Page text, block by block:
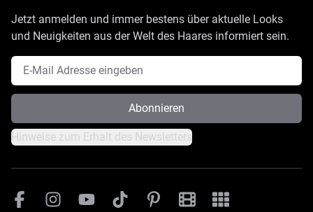
Jetzt anmelden und immer bestens über aktuelle Looks
und Neuigkeiten aus der Welt des Haares informiert sein.
E-Mail Adresse
Abonnieren
Hinweise zum Erhalt des Newsletters
FacebookInstagramYouTubeTikTok PinterestGreat Lengths
Great Lengths -